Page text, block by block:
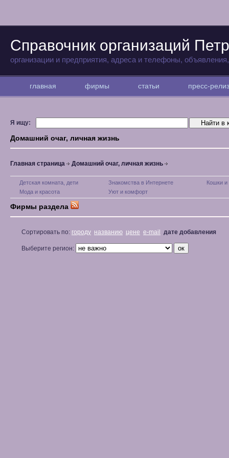
Справочник организаций
организации и предприятия, адреса и телефоны,
главная фирмы статьи пресс-
Я ищу:
Домашний очаг, личная жизнь
Главная страница Домашний очаг, личная жизнь
Детская комната, дети Знакомства в Интернете
Кошки и
Мода и красота
Уют и комфорт
Фирмы раздела
Сортировать по: городу названию цене e-mail дате добавления
Выберите регион: